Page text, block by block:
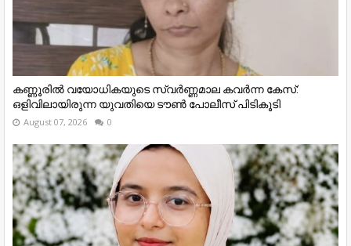
കണ്ണൂരിൽ വയോധികയുടെ സ്വർണ്ണമാല കവർന്ന കേസ്:
ഒളിവിലായിരുന്ന യുവതിയെ ടൗൺ പോലീസ് പിടികൂടി
August 07, 2026 0